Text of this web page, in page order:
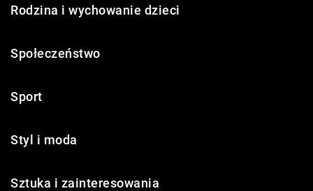
Rodzina i wychowanie dzieci
Społeczeństwo
Sport
Styl i moda
Sztuka i zainteresowania